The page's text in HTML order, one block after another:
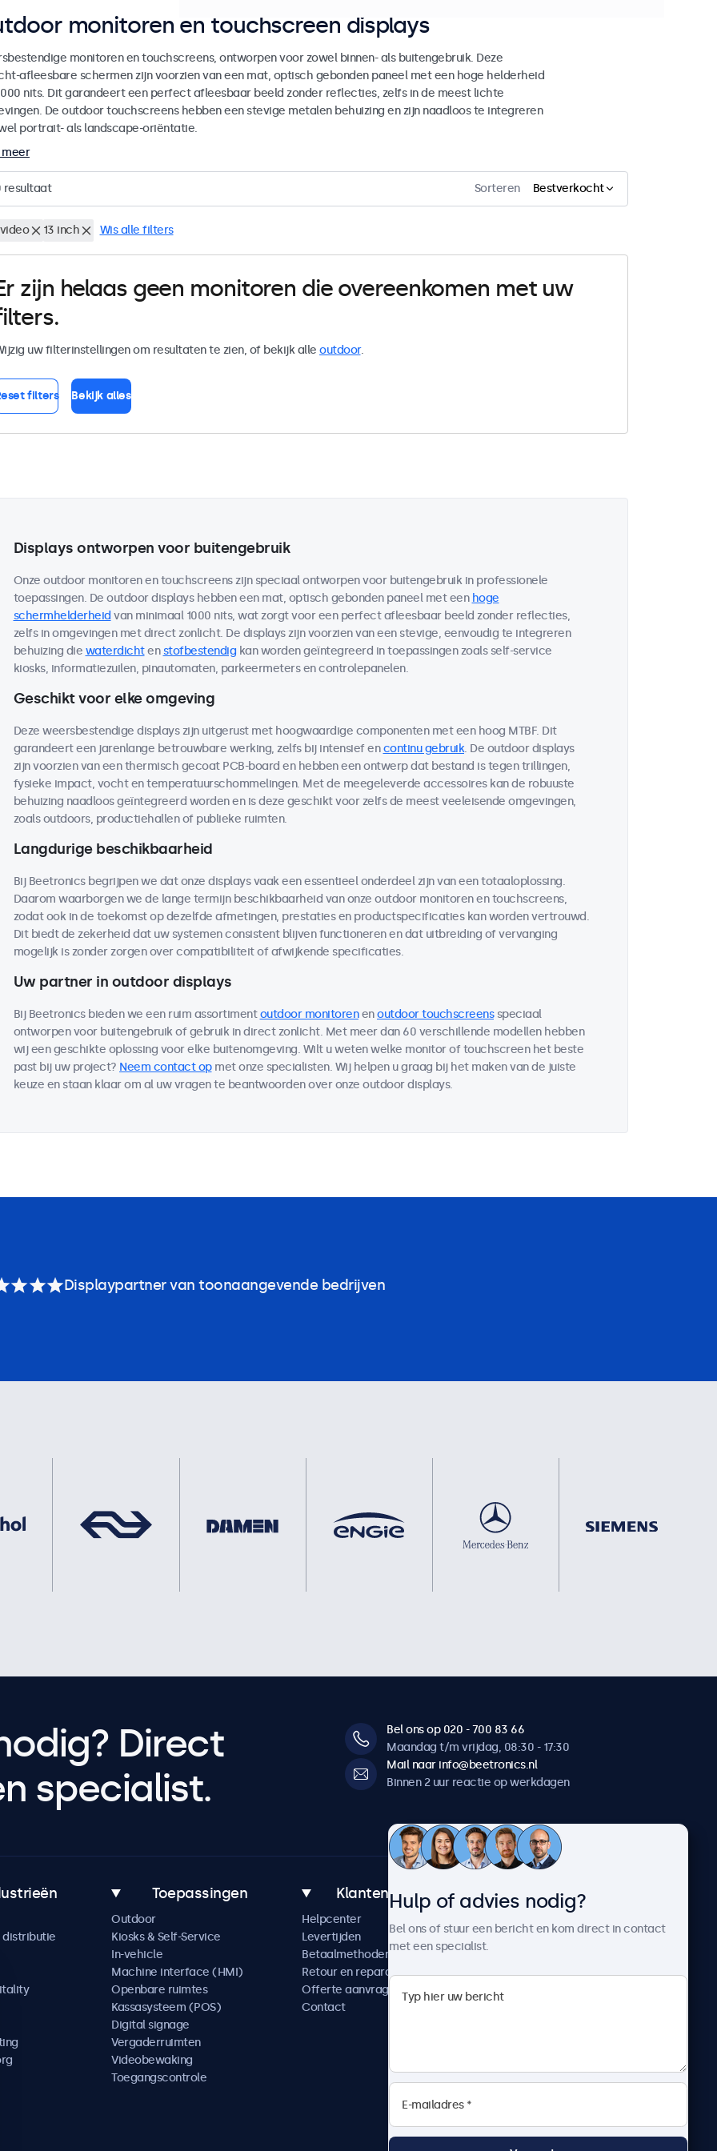
monitoren en touchscreen displays
monitoren en touchscreens, ontworpen voor zowel binnen- als buitengebruik. Deze
afleesbare schermen zijn voorzien van een mat, optisch gebonden paneel met een hoge helderheid
nits. Dit garandeert een perfect afleesbaar beeld zonder reflecties, zelfs in de meest lichte
De outdoor touchscreens hebben een stevige metalen behuizing en zijn naadloos te integreren
portrait- als landscape-oriëntatie.
meer
resultaat Sorteren Bestverkocht
13 inch Wis alle filters
zijn helaas geen monitoren die overeenkomen met uw
uw filterinstellingen om resultaten te zien, of bekijk alle outdoor.
filters Bekijk alles
Displays ontworpen voor buitengebruik
Onze outdoor monitoren en touchscreens zijn speciaal ontworpen voor buitengebruik in professionele
toepassingen. De outdoor displays hebben een mat, optisch gebonden paneel met een hoge
schermhelderheid van minimaal 1000 nits, wat zorgt voor een perfect afleesbaar beeld zonder reflecties,
zelfs in omgevingen met direct zonlicht. De displays zijn voorzien van een stevige, eenvoudig te integreren
behuizing die waterdichtenstofbestendig kan worden geïntegreerd in toepassingen zoals self-service
kiosks, informatiezuilen, pinautomaten, parkeermeters en controlepanelen.
Geschikt voor elke omgeving
Deze weersbestendige displays zijn uitgerust met hoogwaardige componenten met een hoog MTBF. Dit
garandeert een jarenlange betrouwbare werking, zelfs bij intensief encontinu gebruik. De outdoor displays
zijn voorzien van een thermisch gecoat PCB-board en hebben een ontwerp dat bestand is tegen trillingen,
fysieke impact, vocht en temperatuurschommelingen. Met de meegeleverde accessoires kan de robuuste
behuizing naadloos geïntegreerd worden en is deze geschikt voor zelfs de meest veeleisende omgevingen,
zoals outdoors, productiehallen of publieke ruimten.
Langdurige beschikbaarheid
Bij Beetronics begrijpen we dat onze displays vaak een essentieel onderdeel zijn van een totaaloplossing.
Daarom waarborgen we de lange termijn beschikbaarheid van onze outdoor monitoren en touchscreens,
zodat ook in de toekomst op dezelfde afmetingen, prestaties en productspecificaties kan worden vertrouwd.
Dit biedt de zekerheid dat uw systemen consistent blijven functioneren en dat uitbreiding of vervanging
mogelijk is zonder zorgen over compatibiliteit of afwijkende specificaties.
Uw partner in outdoor displays
Bij Beetronics bieden we een ruim assortimentoutdoor monitorenenoutdoor touchscreensspeciaal
ontworpen voor buitengebruik of gebruik in direct zonlicht. Met meer dan 60 verschillende modellen hebben
wij een geschikte oplossing voor elke buitenomgeving. Wilt u weten welke monitor of touchscreen het beste
past bij uw project? Neem contact opmet onze specialisten. Wij helpen u graag bij het maken van de juiste
keuze en staan klaar om al uw vragen te beantwoorden over onze outdoor displays.
Displaypartner van toonaangevende bedrijven
Direct
specialist.
Bel ons op 020 - 700 83 66
Maandag t/m vrijdag, 08:30 - 17:30
Mail naar info@beetronics.nl
Binnen 2 uur reactie op werkdagen
distributie
Toepassingen
Outdoor
Kiosks & Self-Service
In-vehicle
Machine interface (HMI)
Openbare ruimtes
Kassasysteem (POS)
Digital signage
Vergaderruimten
Videobewaking
Toegangscontrole
Klantenservice
Helpcenter
Levertijden
Betaalmethoden
Retour en reparatie
Offerte aanvragen
Contact
Over Beetronics
Nieuws en updates
Werken bij Beetronics
Algemene voorwaarden
Hulp of advies nodig?
Bel ons of stuur een bericht en kom direct in contact
met een specialist.